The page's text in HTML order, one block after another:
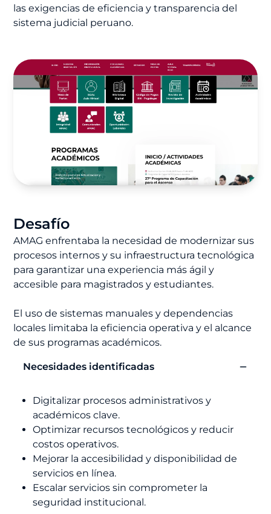
las exigencias de eficiencia y transparencia del
sistema judicial peruano.
Desafío
AMAG enfrentaba la necesidad de modernizar sus
procesos internos y su infraestructura tecnológica
para garantizar una experiencia más ágil y
accesible para magistrados y estudiantes.
El uso de sistemas manuales y dependencias
locales limitaba la eficiencia operativa y el alcance
de sus programas académicos.
Necesidades identificadas
Digitalizar procesos administrativos y
académicos clave.
Optimizar recursos tecnológicos y reducir
costos operativos.
Mejorar la accesibilidad y disponibilidad de
servicios en línea.
Escalar servicios sin comprometer la
seguridad institucional.